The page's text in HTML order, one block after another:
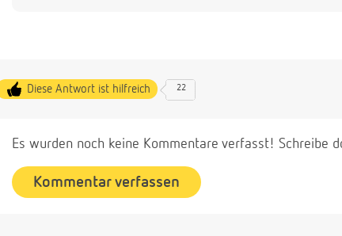
Diese Antwort ist hilfreich 22
Es wurden noch keine Kommentare verfasst! Schreibe
Kommentar verfassen